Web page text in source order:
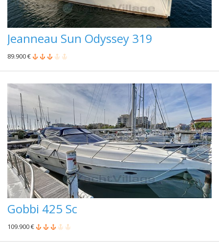
Jeanneau Sun Odyssey 319
89.900 €
Gobbi 425 Sc
109.900 €